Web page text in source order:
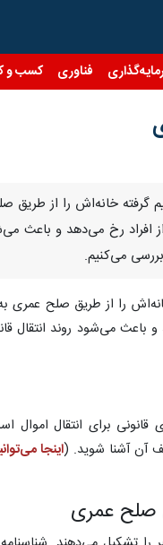
فناوری کسب و
گرفته خانه‌اش را از
افراد رخ می‌دهد و باعث
می‌کنیم.
را از طریق صلح عمری
و باعث می‌شود روند انتقال
برای انتقال
آن آشنا شوید. (اینجا
صلح عمری